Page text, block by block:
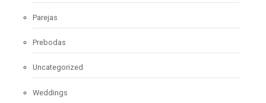
Parejas
Prebodas
Uncategorized
Weddings